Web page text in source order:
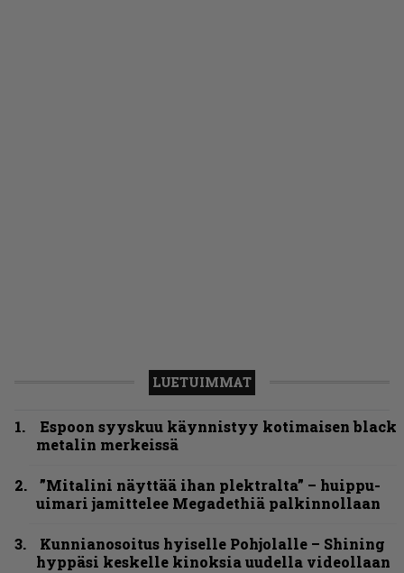
LUETUIMMAT
Espoon syyskuu käynnistyy kotimaisen black
metalin merkeissä
”Mitalini näyttää ihan plektralta” – huippu-
uimari jamittelee Megadethiä palkinnollaan
Kunnianosoitus hyiselle Pohjolalle – Shining
hyppäsi keskelle kinoksia uudella videollaan